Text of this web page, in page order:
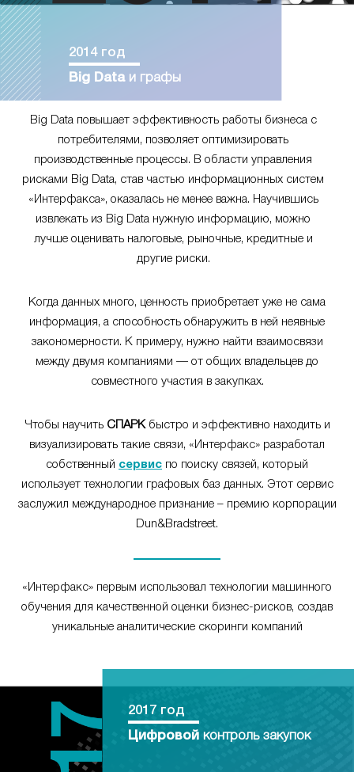
2014 год
Big Dataи графы
Big Data повышает эффективность работы бизнеса с
потребителями, позволяет оптимизировать
производственные процессы. В области управления
рисками Big Data, став частью информационных систем
«Интерфакса», оказалась не менее важна. Научившись
извлекать из Big Data нужную информацию, можно
лучше оценивать налоговые, рыночные, кредитные и
другие риски.
Когда данных много, ценность приобретает уже не сама
информация, а способность обнаружить в ней неявные
закономерности. К примеру, нужно найти взаимосвязи
между двумя компаниями — от общих владельцев до
совместного участия в закупках.
Чтобы научить СПАРКбыстро и эффективно находить и
визуализировать такие связи, «Интерфакс» разработал
собственный сервис по поиску связей, который
использует технологии графовых баз данных. Этот сервис
заслужил международное признание – премию корпорации
Dun&Bradstreet.
«Интерфакс» первым использовал технологии машинного
обучения для качественной оценки бизнес-рисков, создав
уникальные аналитические скоринги компаний
2017 год
Цифровой контроль закупок